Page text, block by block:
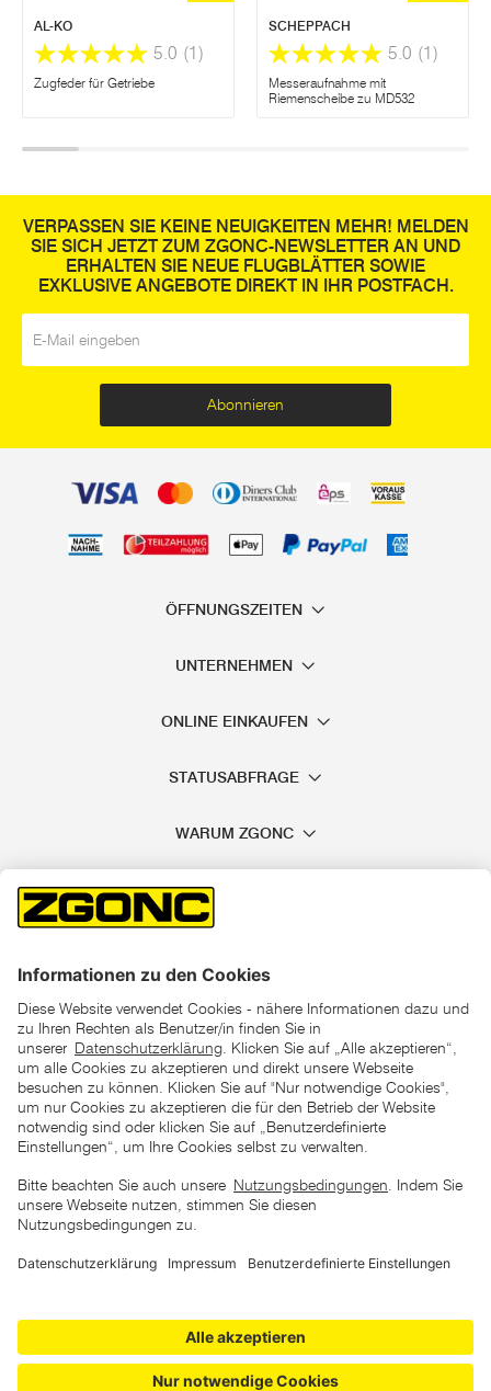
AL-KO
5.0 (1)
Zugfeder für Getriebe
SCHEPPACH
5.0 (1)
Messeraufnahme mit
Riemenscheibe zu MD532
VERPASSEN SIE KEINE NEUIGKEITEN MEHR! MELDEN
SIE SICH JETZT ZUM ZGONC-NEWSLETTER AN UND
ERHALTEN SIE NEUE FLUGBLÄTTER SOWIE
EXKLUSIVE ANGEBOTE DIREKT IN IHR POSTFACH.
Abonnieren
ÖFFNUNGSZEITEN
UNTERNEHMEN
ONLINE EINKAUFEN
STATUSABFRAGE
WARUM ZGONC
*der "statt"-Preis ist der niedrigste von uns in den letzten 30
Tagen vor Beginn dieser Aktion verlangte Preis
unter den UVP Preisen auf dieser Website sind die
zu verstehen
Copyright © 2026 ZGONC. Alle Rechte vorbehalten.